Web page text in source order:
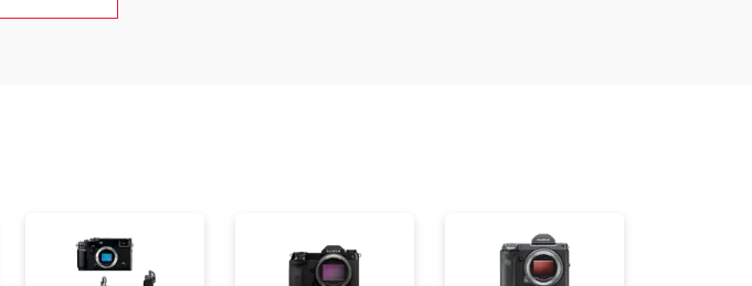
от 70 мин от 4300 ₽ Заказать